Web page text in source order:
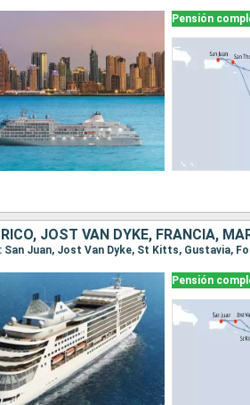
Pensión
Pensión